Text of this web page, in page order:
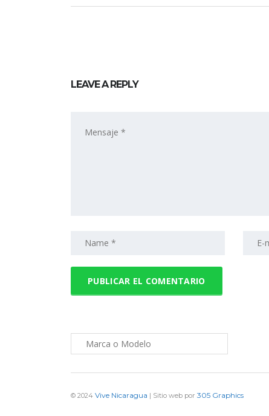
LEAVE A REPLY
© 2024 Vive Nicaragua | Sitio web por 305 Graphics